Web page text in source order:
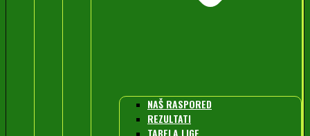
NAŠ RASPORED
REZULTATI
TABELA LIGE